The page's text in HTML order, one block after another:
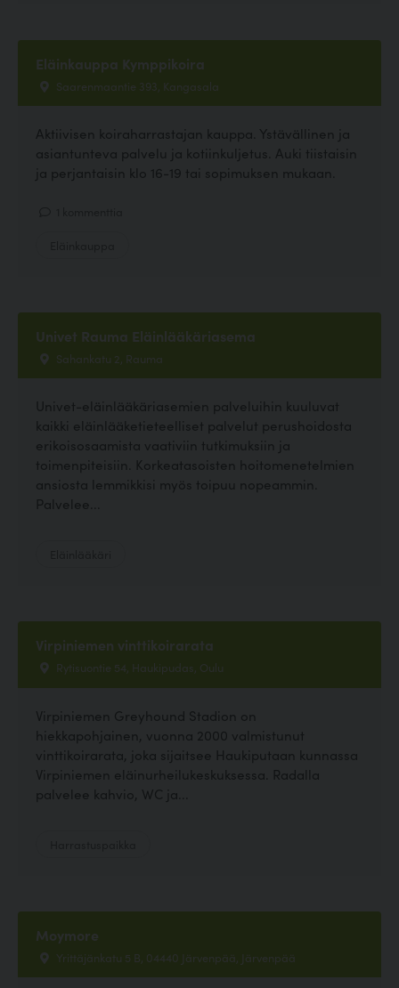
Eläinkauppa Kymppikoira
Saarenmaantie 393, Kangasala
Aktiivisen koiraharrastajan kauppa. Ystävällinen ja
asiantunteva palvelu ja kotiinkuljetus. Auki tiistaisin
ja perjantaisin klo 16-19 tai sopimuksen mukaan.
Univet Rauma Eläinlääkäriasema
Sahankatu 2, Rauma
Univet-eläinlääkäriasemien palveluihin kuuluvat
kaikki eläinlääketieteelliset palvelut perushoidosta
erikoisosaamista vaativiin tutkimuksiin ja
toimenpiteisiin. Korkeatasoisten hoitomenetelmien
ansiosta lemmikkisi myös toipuu nopeammin.
Palvelee...
Virpiniemen vinttikoirarata
Rytisuontie 54, Haukipudas, Oulu
Virpiniemen Greyhound Stadion on
hiekkapohjainen, vuonna 2000 valmistunut
vinttikoirarata, joka sijaitsee Haukiputaan kunnassa
Virpiniemen eläinurheilukeskuksessa. Radalla
palvelee kahvio, WC ja...
Moymore
Yrittäjänkatu 5 B, 04440 Järvenpää, Järvenpää